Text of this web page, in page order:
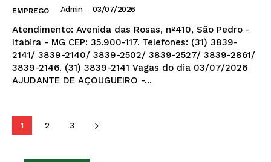
EMPREGO Admin - 03/07/2026
Atendimento: Avenida das Rosas, nº410, São Pedro -
Itabira - MG CEP: 35.900-117. Telefones: (31) 3839-
2141/ 3839-2140/ 3839-2502/ 3839-2527/ 3839-2861/
3839-2146. (31) 3839-2141 Vagas do dia 03/07/2026
AJUDANTE DE AÇOUGUEIRO -...
1 2 3